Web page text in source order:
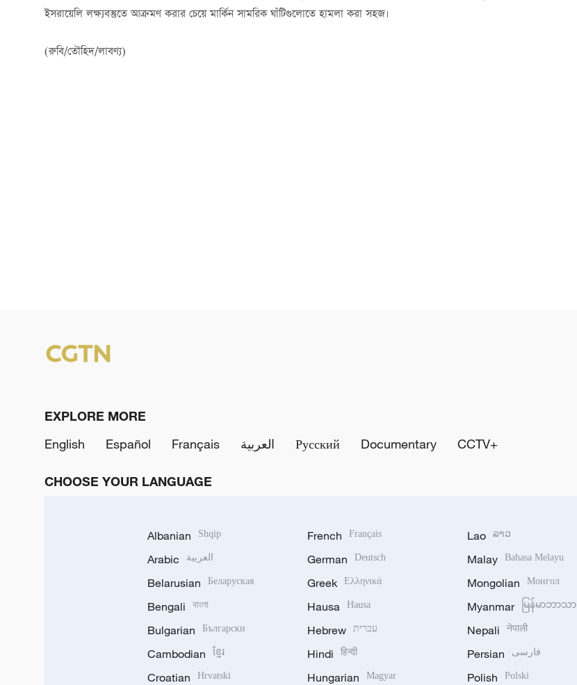
ইসরায়েলি লক্ষ্যবস্তুতে আক্রমণ করার চেয়ে মার্কিন সামরিক ঘাঁটিগুলোতে হামলা করা সহজ।
(রুবি/তৌহিদ/লাবণ্য)
EXPLORE MORE
English
Español Français العربية Русский Documentary CCTV+
CHOOSE YOUR LANGUAGE
Albanian Shqip
Arabic العربية
Belarusian Беларуская
Bengali বাংলা
Bulgarian Български
Cambodian ខ្មែរ
Croatian Hrvatski
French Français
German Deutsch
Greek Ελληνικά
Hausa Hausa
Hebrew עברית
Hindi हिन्दी
Hungarian Magyar
Lao ລາວ
Malay Bahasa Melayu
Mongolian Монгол
Myanmar မြန်မာဘာသာ
Nepali नेपाली
Persian فارسی
Polish Polski